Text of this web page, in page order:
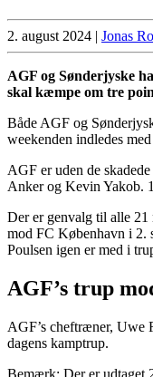
2. august 2024 | Jonas
AGF og Sønderjyske
skal kæmpe om tre
Både AGF og
weekenden indledes
AGF er uden de
Anker og Kevin Yakob.
Der er genvalg til alle 21
mod FC København i 2.
Poulsen igen er med i
AGF’s trup
AGF’s cheftræner, Uwe
dagens kamptrup.